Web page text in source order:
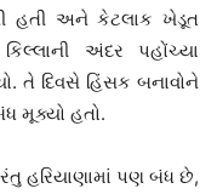
હતી અને કેટલાક ખેડૂત
અંદર પહોંચ્યા
તે દિવસે હિંસક બનાવોને
મૂક્યો હતો.
હરિયાણામાં પણ બંધ છે,